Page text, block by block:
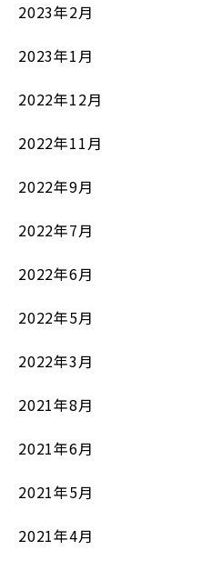
2023年2月
2023年1月
2022年12月
2022年11月
2022年9月
2022年7月
2022年6月
2022年5月
2022年3月
2021年8月
2021年6月
2021年5月
2021年4月